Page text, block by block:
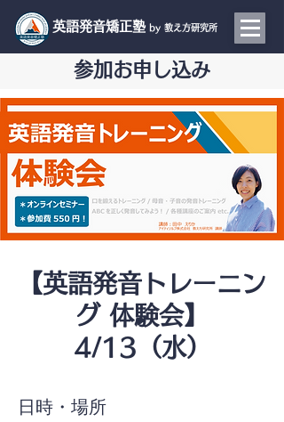
​英語発音矯正塾 by 教え方研究所
参加お申し込み
【英語発音トレーニン
グ 体験会】
4/13（水）
日時・場所